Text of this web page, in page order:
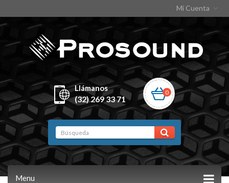
Mi Cuenta
Llámanos
(32) 269 33 71
0
Menu